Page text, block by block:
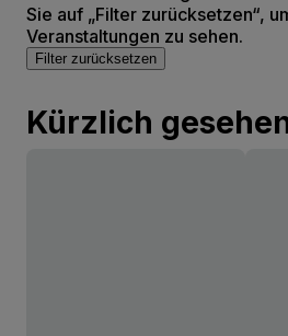
Sie auf „Filter zurücksetzen“,
Veranstaltungen zu sehen.
Filter zurücksetzen
Kürzlich